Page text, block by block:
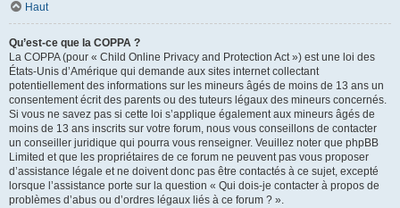
Haut
Qu’est-ce que la COPPA ?
La COPPA (pour « Child Online Privacy and Protection Act ») est une loi des
États-Unis d’Amérique qui demande aux sites internet collectant
potentiellement des informations sur les mineurs âgés de moins de 13 ans un
consentement écrit des parents ou des tuteurs légaux des mineurs concernés.
Si vous ne savez pas si cette loi s’applique également aux mineurs âgés de
moins de 13 ans inscrits sur votre forum, nous vous conseillons de contacter
un conseiller juridique qui pourra vous renseigner. Veuillez noter que phpBB
Limited et que les propriétaires de ce forum ne peuvent pas vous proposer
d’assistance légale et ne doivent donc pas être contactés à ce sujet, excepté
lorsque l’assistance porte sur la question « Qui dois-je contacter à propos de
problèmes d’abus ou d’ordres légaux liés à ce forum ? ».